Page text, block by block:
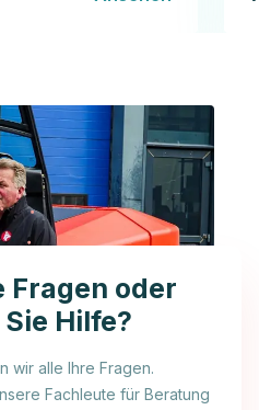
Fragen oder
Hilfe?
wir alle Ihre Fragen.
Fachleute für Beratung